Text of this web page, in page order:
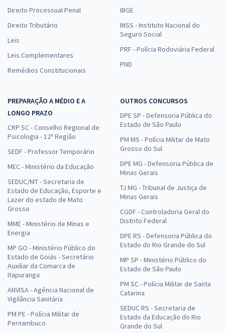
Direito Processual Penal
Direito Tributário
Leis
Leis Complementares
Remédios Constitucionais
IBGE
INSS - Instituto Nacional do
Seguro Social
PRF - Polícia Rodoviária Federal
PND
PREPARAÇÃO A MÉDIO E A
LONGO PRAZO
CRP SC - Conselho Regional de
Psicologia - 12ª Região
SEDF - Professor Temporário
MEC - Ministério da Educação
SEDUC/MT - Secretaria de
Estado de Educação, Esporte e
Lazer do estado de Mato
Grosso
MME - Ministério de Minas e
Energia
MP GO - Ministério Público do
Estado de Goiás - Secretário
Auxiliar da Comarca de
Itapuranga
ANVISA - Agência Nacional de
Vigilância Sanitária
PM PE - Polícia Militar de
Pernambuco
OUTROS CONCURSOS
DPE SP - Defensoria Pública do
Estado de São Paulo
PM MS - Polícia Militar de Mato
Grosso do Sul
DPE MG - Defensoria Pública de
Minas Gerais
TJ MG - Tribunal de Justiça de
Minas Gerais
CGDF - Controladoria Geral do
Distrito Federal
DPE RS - Defensoria Pública do
Estado do Rio Grande do Sul
MP SP - Ministério Público do
Estado de São Paulo
PM SC - Polícia Militar de Santa
Catarina
SEDUC RS - Secretaria de
Estado da Educação do Rio
Grande do Sul